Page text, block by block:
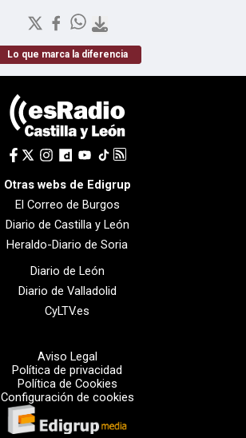
Lo que marca la diferencia
Otras webs de Edigrup
El Correo de Burgos
Diario de Castilla y León
Heraldo-Diario de Soria
Diario de León
Diario de Valladolid
CyLTV.es
Aviso Legal
Política de privacidad
Política de Cookies
Configuración de cookies